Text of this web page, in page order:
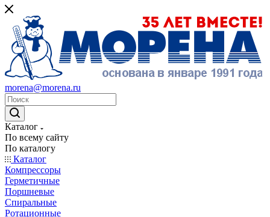
morena@morena.ru
Каталог
По всему сайту
По каталогу
Каталог
Компрессоры
Герметичные
Поршневые
Спиральные
Ротационные